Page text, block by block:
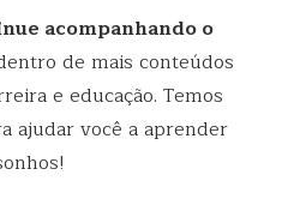
acompanhando o
de mais conteúdos
e educação. Temos
ajudar você a aprender